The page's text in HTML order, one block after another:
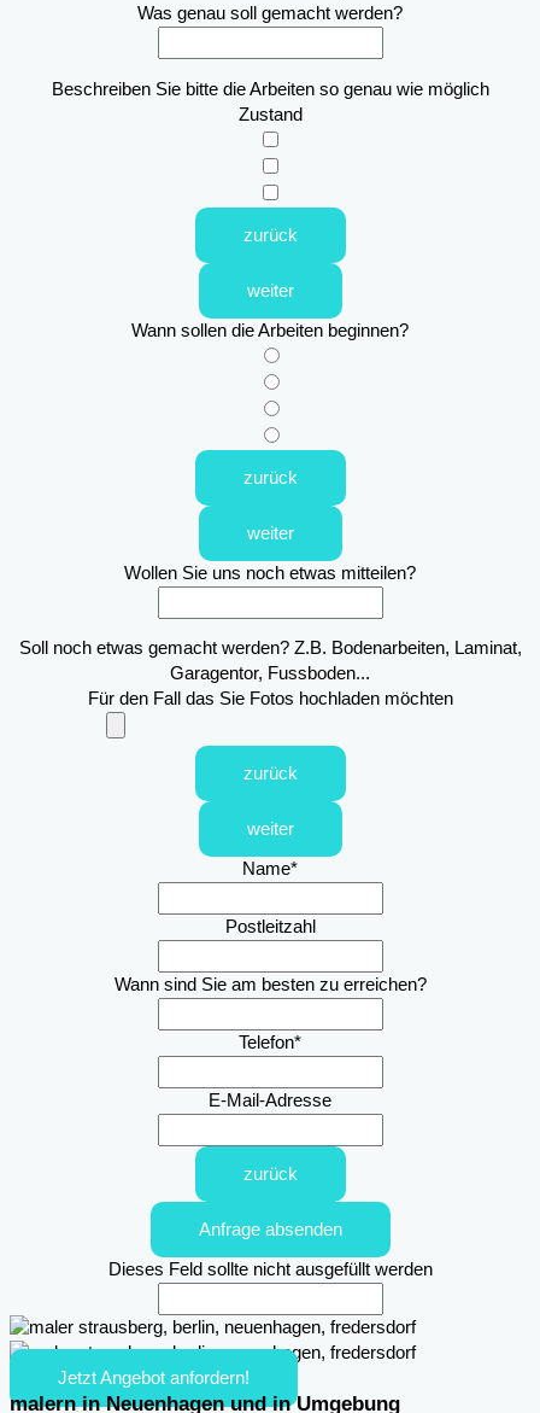
Was genau soll gemacht werden?
Beschreiben Sie bitte die Arbeiten so genau wie möglich
Zustand
zurück
weiter
Wann sollen die Arbeiten beginnen?
zurück
weiter
Wollen Sie uns noch etwas mitteilen?
Soll noch etwas gemacht werden? Z.B. Bodenarbeiten, Laminat,
Garagentor, Fussboden...
Für den Fall das Sie Fotos hochladen möchten
zurück
weiter
Name*
Postleitzahl
Wann sind Sie am besten zu erreichen?
Telefon*
E-Mail-Adresse
zurück
Anfrage absenden
Dieses Feld sollte nicht ausgefüllt werden
Jetzt Angebot anfordern!
malern in Neuenhagen und in Umgebung